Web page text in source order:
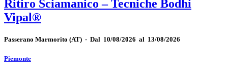
Ritiro Sciamanico – Tecniche Bodhi
Vipal®
Passerano Marmorito (AT) - Dal 10/08/2026 al 13/08/2026
Piemonte